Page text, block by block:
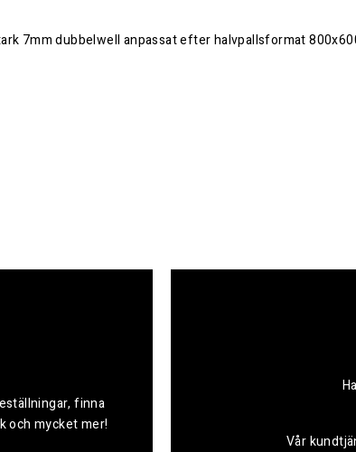
7mm dubbelwell anpassat efter halvpallsformat
finna
och mycket mer!
Vår